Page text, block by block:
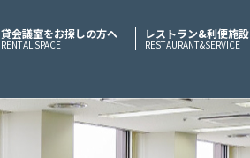
貸会議室をお探しの方へ
RENTAL SPACE
レストラン&利便施設
RESTAURANT&SERVICE